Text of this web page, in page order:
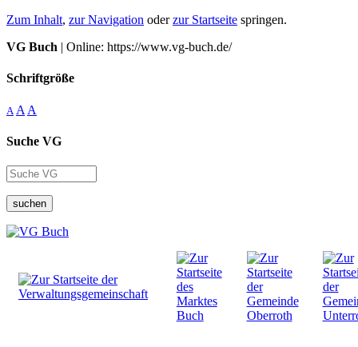
Zum Inhalt, zur Navigation oderzur Startseite springen.
VG Buch | Online: https://www.vg-buch.de/
Schriftgröße
A A A
Suche VG
suchen